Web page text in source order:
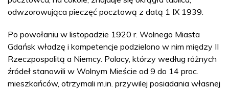
odwzorowująca pieczęć pocztową z datą 1 IX 1939.
Po powołaniu w listopadzie 1920 r. Wolnego Miasta
Gdańsk władzę i kompetencje podzielono w nim między II
Rzeczpospolitą a Niemcy. Polacy, którzy według różnych
źródeł stanowili w Wolnym Mieście od 9 do 14 proc.
mieszkańców, otrzymali m.in. przywilej posiadania własnej